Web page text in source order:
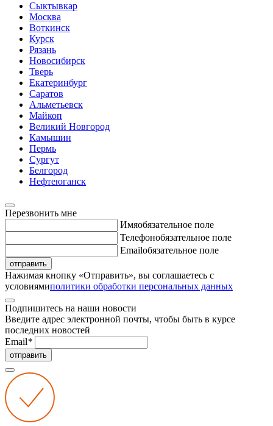
Сыктывкар
Москва
Воткинск
Курск
Рязань
Новосибирск
Тверь
Екатеринбург
Саратов
Альметьевск
Майкоп
Великий Новгород
Камышин
Пермь
Сургут
Белгород
Нефтеюганск
Перезвонить мне
Имяобязательное поле
Телефонобязательное поле
Emailобязательное поле
отправить
Нажимая кнопку «Отправить», вы соглашаетесь с
условиямиполитики обработки персональных данных
Подпишитесь на наши новости
Введите адрес электронной почты, чтобы быть в курсе
последних новостей
Email*
отправить